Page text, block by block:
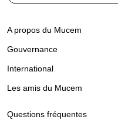
A propos du Mucem
Gouvernance
International
Les amis du Mucem
Questions fréquentes